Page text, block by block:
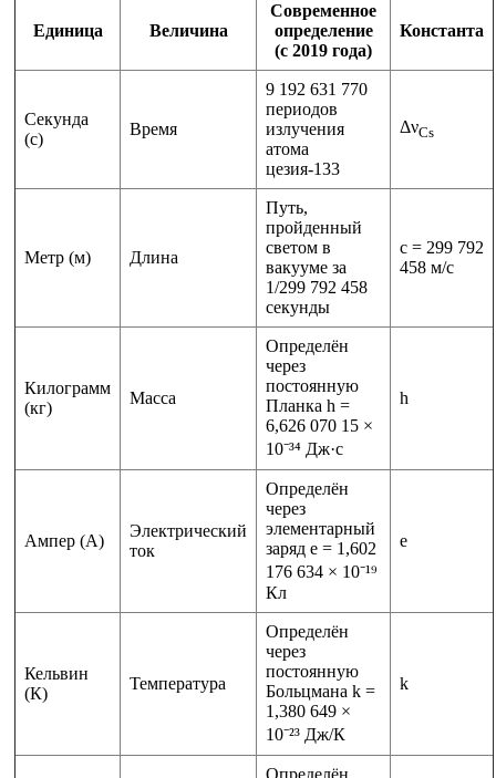
Единица Величина
Современное
определение
(с 2019 года)
Константа
Секунда
(с)
Время
9 192 631 770
периодов
излучения
атома
цезия-133
ΔνCs
Метр (м) Длина
Путь,
пройденный
светом в
вакууме за
1/299 792 458
секунды
c = 299 792
458 м/с
Килограмм
(кг)
Масса
Определён
через
постоянную
Планка h =
6,626 070 15 ×
10⁻³⁴ Дж·с
h
Ампер (А)
Электрический
ток
Определён
через
элементарный
заряд e = 1,602
176 634 × 10⁻¹⁹
Кл
e
Кельвин
(К)
Температура
Определён
через
постоянную
Больцмана k =
1,380 649 ×
10⁻²³ Дж/К
k